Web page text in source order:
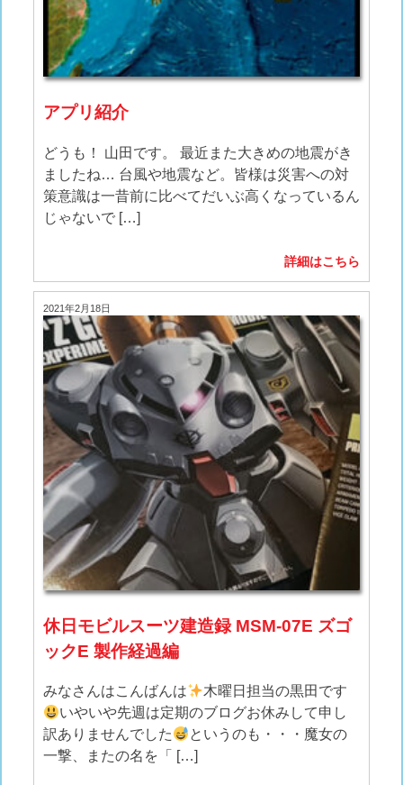
アプリ紹介
どうも！ 山田です。 最近また大きめの地震がき
ましたね… 台風や地震など。皆様は災害への対
策意識は一昔前に比べてだいぶ高くなっているん
じゃないで […]
詳細はこちら
2021年2月18日
休日モビルスーツ建造録 MSM-07E ズゴ
ックE 製作経過編
みなさんはこんばんは
木曜日担当の黒田です
いやいや先週は定期のブログお休みして申し
訳ありませんでした
というのも・・・魔女の
一撃、またの名を「 […]